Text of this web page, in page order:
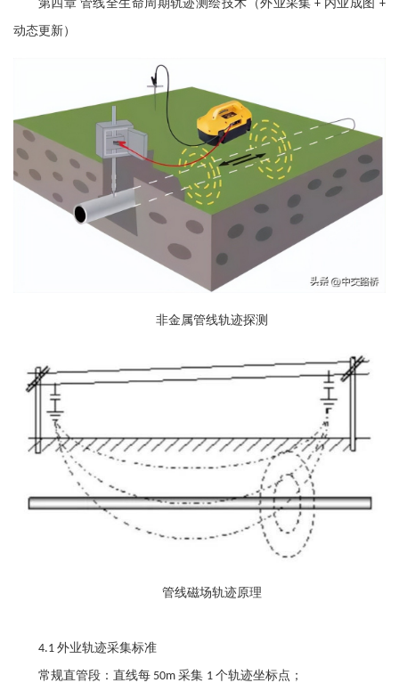
第四章 管线全生命周期轨迹测绘技术（外业采集 + 内业成图+
动态更新）
非金属管线轨迹探测
管线磁场轨迹原理
4.1 外业轨迹采集标准
常规直管段：直线每 50m 采集 1 个轨迹坐标点；